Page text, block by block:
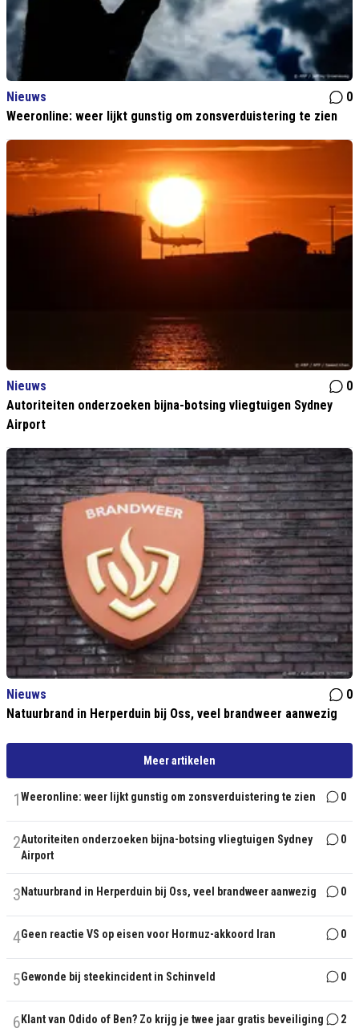
Nieuws
0
Weeronline: weer lijkt gunstig om zonsverduistering te zien
Nieuws
0
Autoriteiten onderzoeken bijna-botsing vliegtuigen Sydney
Airport
Nieuws
0
Natuurbrand in Herperduin bij Oss, veel brandweer aanwezig
Meer artikelen
1Weeronline: weer lijkt gunstig om zonsverduistering te zien 0
2Autoriteiten onderzoeken bijna-botsing vliegtuigen Sydney
Airport
0
3 Natuurbrand in Herperduin bij Oss, veel brandweer aanwezig 0
4Geen reactie VS op eisen voor Hormuz-akkoord Iran 0
5Gewonde bij steekincident in Schinveld 0
6 Klant van Odido of Ben? Zo krijg je twee jaar gratis beveiliging 2